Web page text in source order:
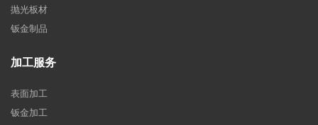
抛光板材
钣金制品
加工服务
表面加工
钣金加工